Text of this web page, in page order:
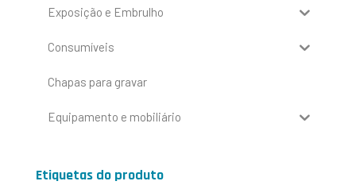
Exposição e Embrulho
Consumíveis
Chapas para gravar
Equipamento e mobiliário
Etiquetas do produto